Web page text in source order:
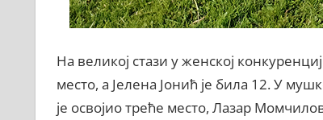
На великој стази у женској
место, а Јелена Јонић је била 12. У
је освојио треће место, Лазар